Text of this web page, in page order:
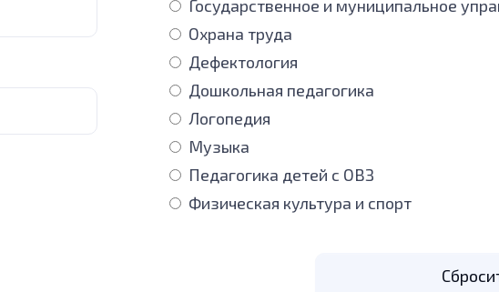
Государственное и муниципальное
Охрана труда
Дефектология
Дошкольная педагогика
Логопедия
Музыка
Педагогика детей с ОВЗ
Физическая культура и спорт